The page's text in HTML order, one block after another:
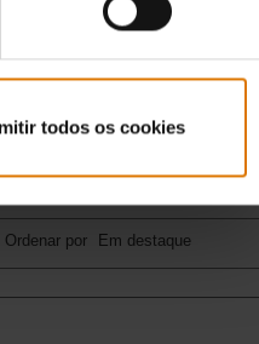
todos os cookies